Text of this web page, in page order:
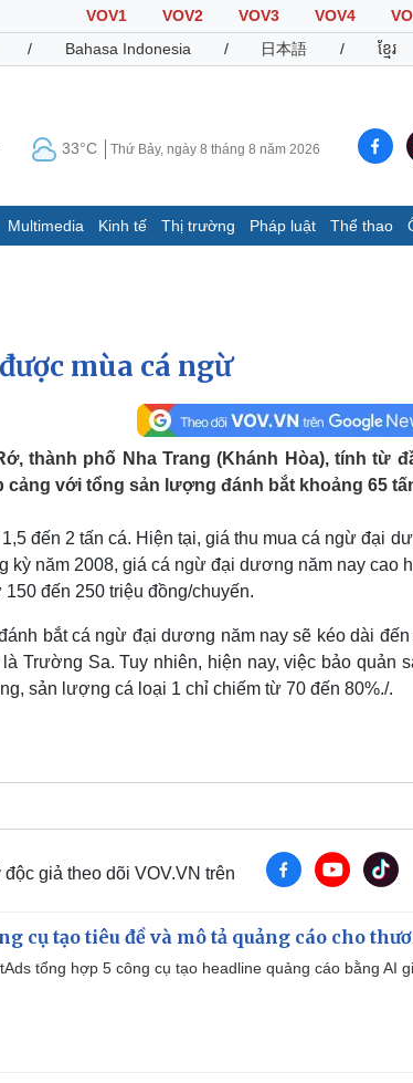
VOV1 VOV2 VOV3 VOV4
/ Bahasa Indonesia / 日本語 / ខ្មែរ
33°C Thứ Bảy, ngày 8 tháng 8 năm 2026
Multimedia Kinh tế Thị trường Pháp luật Thể thao
Quốc phòng
Thể thao
Bóng đá
Thế giới thể thao
eSports
Hậu trường
Ô tô
Ô tô
Tư
Gia đình
Sân khấu - Điện ảnh
Văn học
Âm nhạc
Thời
Sao
mùa cá ngừ
thành phố Nha Trang (Khánh Hòa), tính từ
với tổng sản lượng đánh bắt khoảng 65
đến 2 tấn cá. Hiện tại, giá thu mua cá ngừ đại
kỳ năm 2008, giá cá ngừ đại dương năm nay cao
đến 250 triệu đồng/chuyến.
bắt cá ngừ đại dương năm nay sẽ kéo dài
Trường Sa. Tuy nhiên, hiện nay, việc bảo quản
sản lượng cá loại 1 chỉ chiếm từ 70 đến 80%./.
độc giả theo dõi VOV.VN trên
cụ tạo tiêu đề và mô tả quảng cáo cho
tổng hợp 5 công cụ tạo headline quảng cáo bằng AI